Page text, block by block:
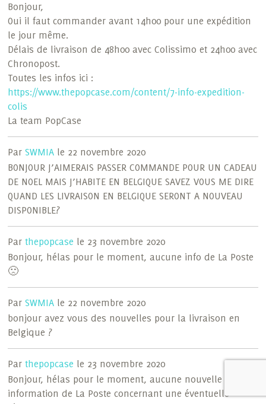
Bonjour,
Oui il faut commander avant 14h00 pour une expédition
le jour même.
Délais de livraison de 48h00 avec Colissimo et 24h00 avec
Chronopost.
Toutes les infos ici :
https://www.thepopcase.com/content/7-info-expedition-
colis
La team PopCase
ParSWMIA le 22 novembre 2020
BONJOUR J’AIMERAIS PASSER COMMANDE POUR UN CADEAU
DE NOEL MAIS J’HABITE EN BELGIQUE SAVEZ VOUS ME DIRE
QUAND LES LIVRAISON EN BELGIQUE SERONT A NOUVEAU
DISPONIBLE?
Parthepopcase le 23 novembre 2020
Bonjour, hélas pour le moment, aucune info de La Poste
🙁
ParSWMIA le 22 novembre 2020
bonjour avez vous des nouvelles pour la livraison en
Belgique ?
Parthepopcase le 23 novembre 2020
Bonjour, hélas pour le moment, aucune nouvelle
information de La Poste concernant une éventuelle